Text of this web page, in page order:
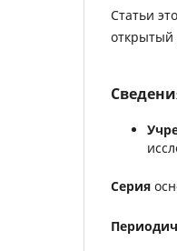
Статьи
открытый
Серия